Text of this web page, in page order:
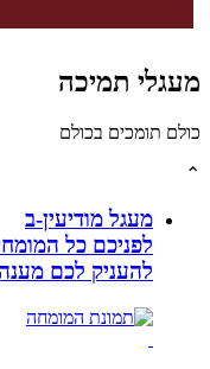
תמיכה
בכולם
מעגל מודיעין-ב
לפניכם כל המומחים
להעניק לכם מענה